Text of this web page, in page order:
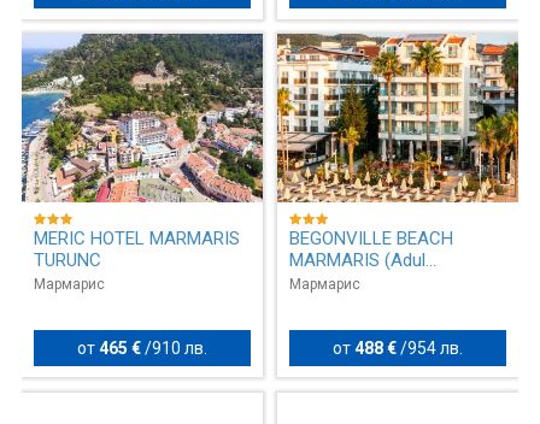
MERIC HOTEL MARMARIS
TURUNC
Мармарис
от465 € /910 лв.
BEGONVILLE BEACH
MARMARIS (Adul...
Мармарис
от488 €/954 лв.